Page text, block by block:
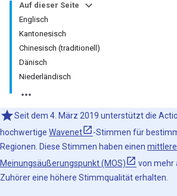
Auf dieser Seite
Englisch
Kantonesisch
Chinesisch (traditionell)
Dänisch
Niederländisch
Seit dem 4. März 2019 unterstützt die
hochwertige Wavenet
-Stimmen für
Regionen. Diese Stimmen haben einen
Meinungsäußerungspunkt (MOS)
von mehr
Zuhörer eine höhere Stimmqualität erhalten.